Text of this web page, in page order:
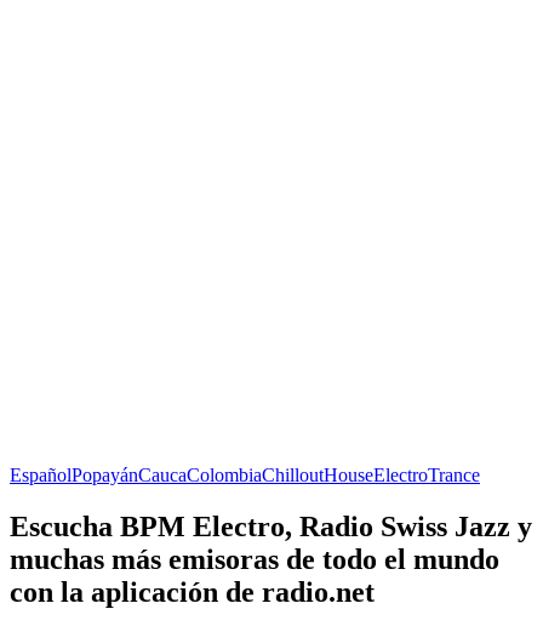
EspañolPopayánCaucaColombiaChilloutHouseElectroTrance
Escucha BPM Electro, Radio Swiss Jazz y
muchas más emisoras de todo el mundo
con la aplicación de radio.net